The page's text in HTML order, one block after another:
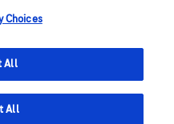
Choices
All
All